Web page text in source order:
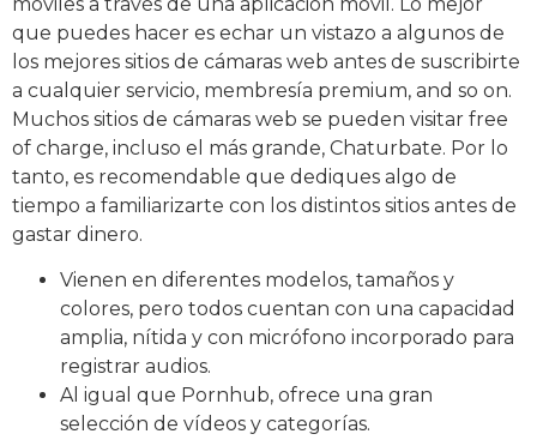
que puedes hacer es echar un vistazo a algunos de
los mejores sitios de cámaras web antes de suscribirte
a cualquier servicio, membresía premium, and so on.
Muchos sitios de cámaras web se pueden visitar free
of charge, incluso el más grande, Chaturbate. Por lo
tanto, es recomendable que dediques algo de
tiempo a familiarizarte con los distintos sitios antes de
gastar dinero.
Vienen en diferentes modelos, tamaños y
colores, pero todos cuentan con una capacidad
amplia, nítida y con micrófono incorporado para
registrar audios.
Al igual que Pornhub, ofrece una gran
selección de vídeos y categorías.